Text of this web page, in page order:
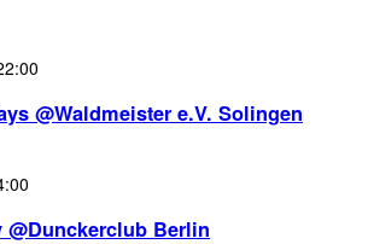
@Waldmeister e.V. Solingen
@Dunckerclub Berlin